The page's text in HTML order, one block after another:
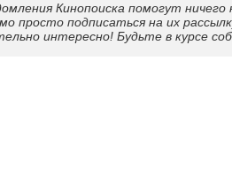
Кинопоиска помогут
просто подписаться на их
интересно! Будьте в курсе